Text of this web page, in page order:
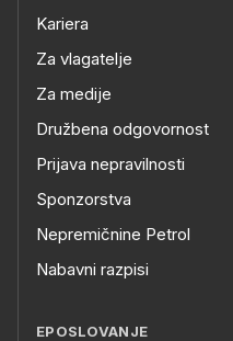
Kariera
Za vlagatelje
Za medije
Družbena odgovornost
Prijava nepravilnosti
Sponzorstva
Nepremičnine Petrol
Nabavni razpisi
EPOSLOVANJE